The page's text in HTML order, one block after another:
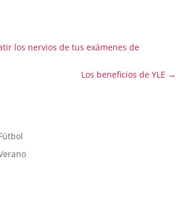
los nervios de tus exámenes de
Los beneficios de YLE →